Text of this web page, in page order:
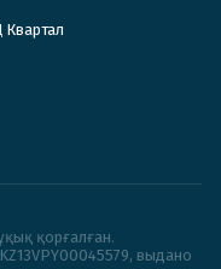
қорғалған.
выдано